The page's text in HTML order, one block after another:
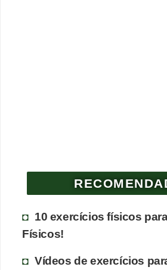
10 exercícios físicos
Físicos!
Vídeos de exercícios